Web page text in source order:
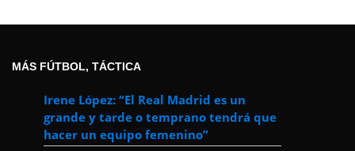
MÁS FÚTBOL, TÁCTICA
Irene López: “El Real Madrid es un
grande y tarde o temprano tendrá que
hacer un equipo femenino”